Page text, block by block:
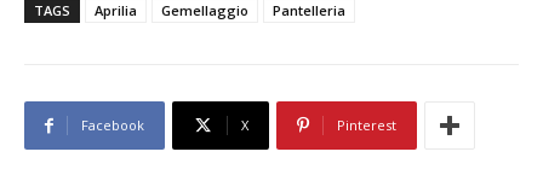
TAGS Aprilia Gemellaggio Pantelleria
Facebook X Pinterest